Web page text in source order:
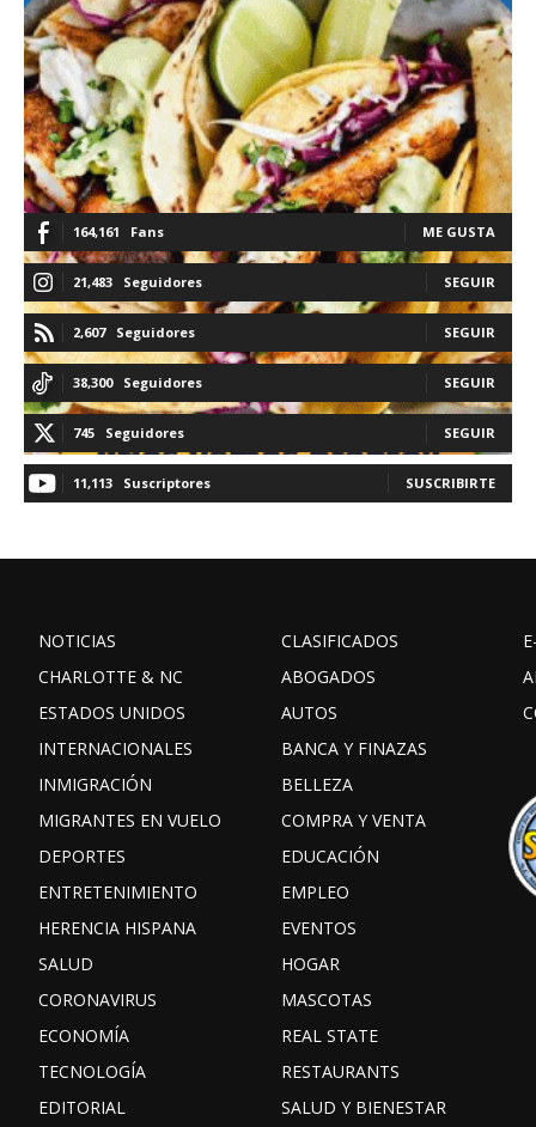
164,161 Fans ME GUSTA
21,483 Seguidores SEGUIR
2,607 Seguidores SEGUIR
38,300 Seguidores SEGUIR
745 Seguidores SEGUIR
11,113 Suscriptores SUSCRIBIRTE
NOTICIAS
CHARLOTTE & NC
ESTADOS UNIDOS
INTERNACIONALES
INMIGRACIÓN
MIGRANTES EN VUELO
DEPORTES
ENTRETENIMIENTO
HERENCIA HISPANA
SALUD
CORONAVIRUS
ECONOMÍA
TECNOLOGÍA
EDITORIAL
CLASIFICADOS
ABOGADOS
AUTOS
BANCA Y FINAZAS
BELLEZA
COMPRA Y VENTA
EDUCACIÓN
EMPLEO
EVENTOS
HOGAR
MASCOTAS
REAL STATE
RESTAURANTS
SALUD Y BIENESTAR